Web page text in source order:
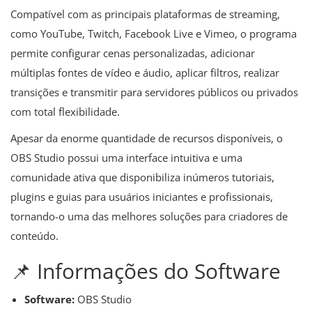
Compatível com as principais plataformas de streaming,
como YouTube, Twitch, Facebook Live e Vimeo, o programa
permite configurar cenas personalizadas, adicionar
múltiplas fontes de vídeo e áudio, aplicar filtros, realizar
transições e transmitir para servidores públicos ou privados
com total flexibilidade.
Apesar da enorme quantidade de recursos disponíveis, o
OBS Studio possui uma interface intuitiva e uma
comunidade ativa que disponibiliza inúmeros tutoriais,
plugins e guias para usuários iniciantes e profissionais,
tornando-o uma das melhores soluções para criadores de
conteúdo.
📌 Informações do Software
Software: OBS Studio